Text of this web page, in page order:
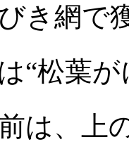
き網で
“松葉
は、上